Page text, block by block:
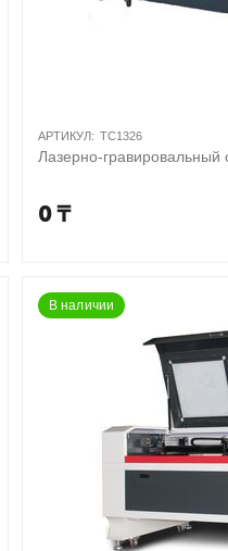
АРТИКУЛ: TC1326
Лазерно-гравировальный
0₸
В наличии